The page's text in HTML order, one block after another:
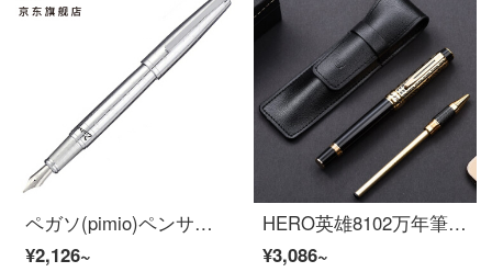
ペガソ(pimio)ペンサインペン男性女性ビジネスオフィスプレゼント0.5 mmインクカートリッジ夢のポルカシリーズ918シルバー
¥2,126~
HERO英雄8102万年筆箱セット男女オフィスイリジウム金ペンで習字ビジネス署名ペンを書き、高級品を注文して黒0.5 MM+0.7 MMを注文します。
¥3,086~